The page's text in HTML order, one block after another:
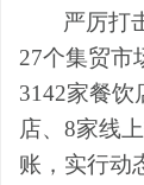
严厉打
27个集贸市
3142家餐饮
店、 8家线
账，实行动